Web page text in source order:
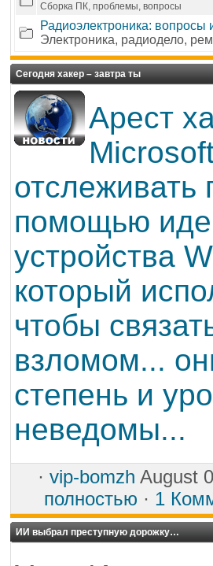
Сборка ПК, проблемы, вопросы
Радиоэлектроника: вопросы
Электроника, радиодело,
Сегодня хакер – завтра ты
Арест
отслеживать
помощью
устройства
который
чтобы
взломом...
степень и
неведомы...
· vip-bomzh August
полностью · 1
ИИ выбрал преступную дорожку…